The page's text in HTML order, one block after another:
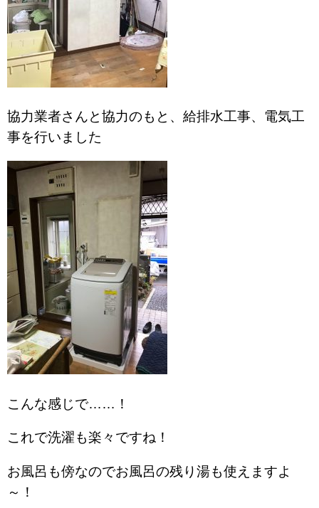
協力業者さんと協力のもと、給排水工事、電気工
事を行いました
こんな感じで……！
これで洗濯も楽々ですね！
お風呂も傍なのでお風呂の残り湯も使えますよ
～！